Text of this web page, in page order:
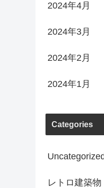
2024年4月
2024年3月
2024年2月
2024年1月
Categories
レトロ建築物